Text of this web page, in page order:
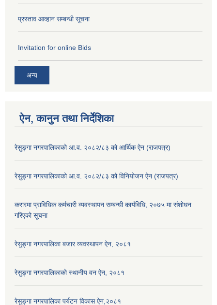
प्रस्ताव आव्हान सम्बन्धी सूचना
Invitation for online Bids
अन्य
ऐन, कानुन तथा निर्देशिका
रेसु्ङ्गा नगरपालिकाको आ.व. २०८२/८३ को आर्थिक ऐन (राजपत्र)
रेसु्ङ्गा नगरपालिकाको आ.व. २०८२/८३ को विनियोजन ऐन (राजपत्र)
करारमा प्राविधिक कर्मचारी व्यवस्थापन सम्बन्धी कार्यविधि, २०७५ मा संशोधन
गरिएको सूचना
रेसुङ्गा नगरपालिका बजार व्यवस्थापन ऐन, २०८१
रेसुङ्गा नगरपालिकाको स्थानीय वन ऐन, २०८१
रेसुङ्गा नगरपालिका पर्यटन विकास ऐन,२०८१